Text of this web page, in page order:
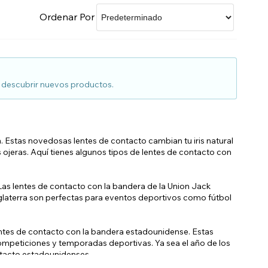
Venta de accesorios de tienda
Ordenar Por
nuevos productos.
novedosas lentes de contacto cambian tu iris natural
Aquí tienes algunos tipos de lentes de contacto con
lentes de contacto con la bandera de la Union Jack
son perfectas para eventos deportivos como fútbol
de contacto con la bandera estadounidense. Estas
y temporadas deportivas. Ya sea el año de los
estadounidenses.